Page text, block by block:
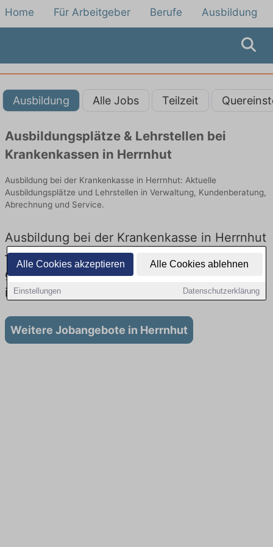
Alle Cookies akzeptieren Alle Cookies ablehnen
Einstellungen Datenschutzerklärung
Home Für Arbeitgeber Berufe Ausbildung
Ausbildung Alle Jobs Teilzeit
Ausbildungsplätze & Lehrstellen bei
Krankenkassen in Herrnhut
Ausbildung bei der Krankenkasse in Herrnhut: Aktuelle
Ausbildungsplätze und Lehrstellen in Verwaltung, Kundenberatung,
Abrechnung und Service.
Ausbildung bei der Krankenkasse in Herrnhut
– Ausbildungsplätze und Lehrstellen: Aktuell
gibt es keine Stellenangebote für Ausbildung
in Herrnhut
Weitere Jobangebote in Herrnhut